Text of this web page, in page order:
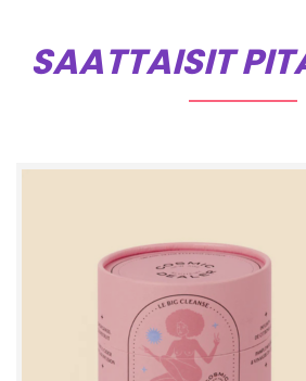
SAATTAISIT